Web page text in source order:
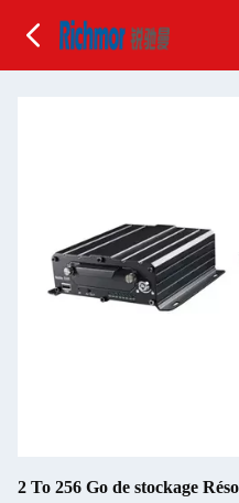
2 To 256 Go de stockage